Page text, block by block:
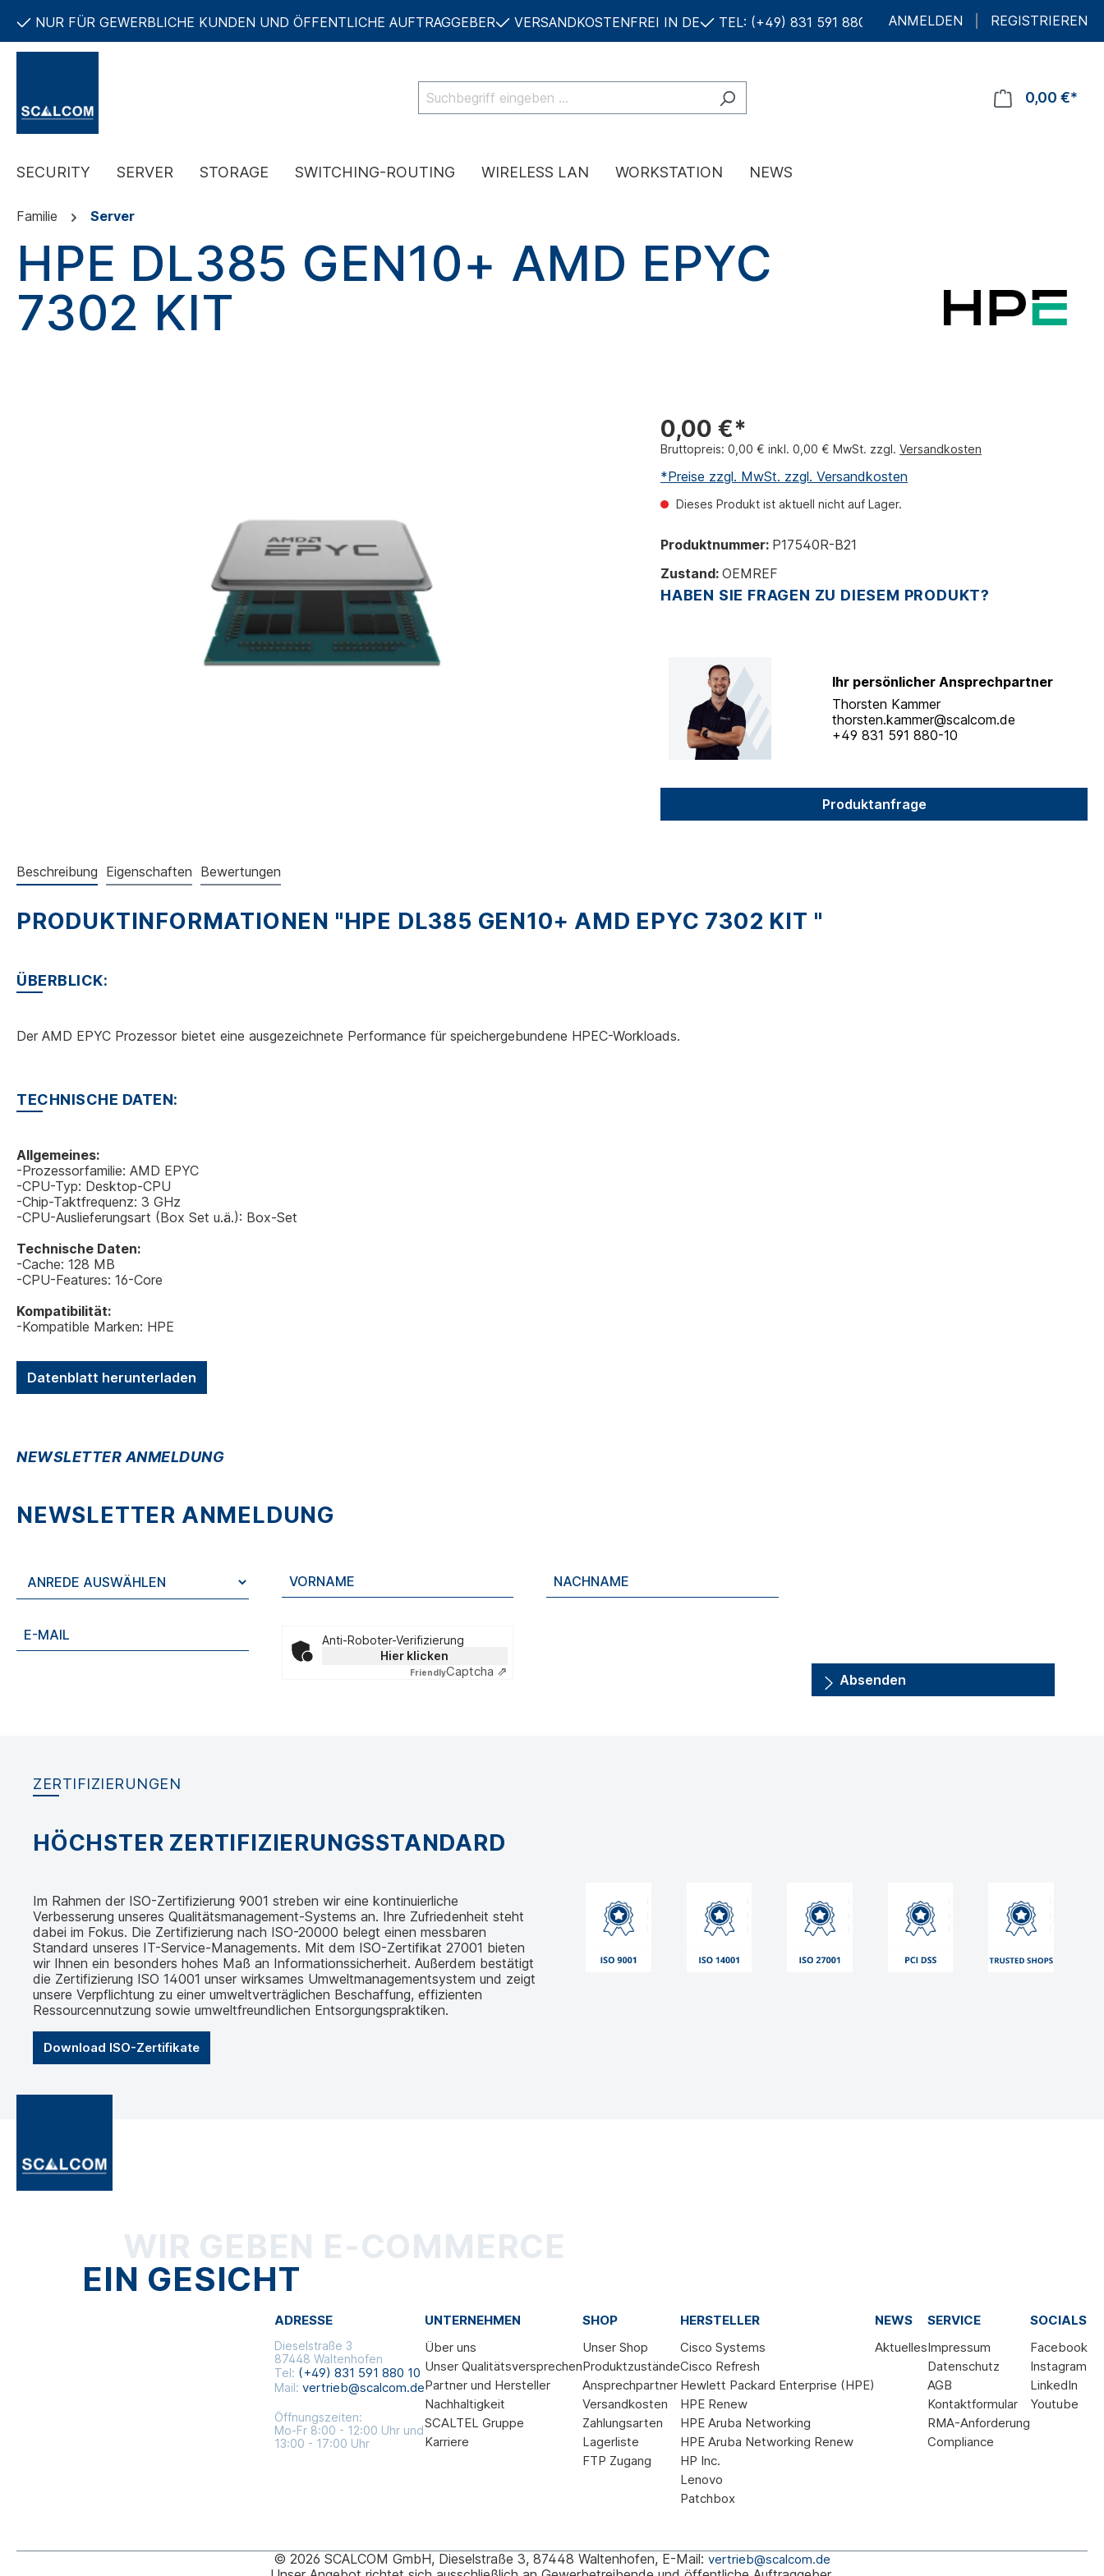
NUR FÜR GEWERBLICHE KUNDEN UND ÖFFENTLICHE AUFTRAGGEBER VERSANDKOSTENFREI IN DE TEL: (+49) 831 591 880 10 ANMELDEN REGISTRIEREN
0,00 €*
SECURITY SERVER STORAGE SWITCHING-ROUTING WIRELESS LAN WORKSTATION NEWS
Familie Server
HPE DL385 GEN10+ AMD EPYC
7302 KIT
0,00 €*
Bruttopreis: 0,00 € inkl. 0,00 € MwSt. zzgl. Versandkosten
*Preise zzgl. MwSt. zzgl. Versandkosten
Dieses Produkt ist aktuell nicht auf Lager.
Produktnummer: P17540R-B21
Zustand: OEMREF
HABEN SIE FRAGEN ZU DIESEM PRODUKT?
Ihr persönlicher Ansprechpartner
Thorsten Kammer
thorsten.kammer@scalcom.de
+49 831 591 880-10
Produktanfrage
Beschreibung Eigenschaften Bewertungen
PRODUKTINFORMATIONEN "HPE DL385 GEN10+ AMD EPYC 7302 KIT "
ÜBERBLICK:
Der AMD EPYC Prozessor bietet eine ausgezeichnete Performance für speichergebundene HPEC-Workloads.
TECHNISCHE DATEN:
Allgemeines:
-Prozessorfamilie: AMD EPYC
-CPU-Typ: Desktop-CPU
-Chip-Taktfrequenz: 3 GHz
-CPU-Auslieferungsart (Box Set u.ä.): Box-Set
Technische Daten:
-Cache: 128 MB
-CPU-Features: 16-Core
Kompatibilität:
-Kompatible Marken: HPE
Datenblatt herunterladen
NEWSLETTER ANMELDUNG
NEWSLETTER ANMELDUNG
Anti-Roboter-Verifizierung
Hier klicken
FriendlyCaptcha ⇗
Absenden
ZERTIFIZIERUNGEN
HÖCHSTER ZERTIFIZIERUNGSSTANDARD
Im Rahmen der ISO-Zertifizierung 9001 streben wir eine kontinuierliche
Verbesserung unseres Qualitätsmanagement-Systems an. Ihre Zufriedenheit steht
dabei im Fokus. Die Zertifizierung nach ISO-20000 belegt einen messbaren
Standard unseres IT-Service-Managements. Mit dem ISO-Zertifikat 27001 bieten
wir Ihnen ein besonders hohes Maß an Informationssicherheit. Außerdem bestätigt
die Zertifizierung ISO 14001 unser wirksames Umweltmanagementsystem und zeigt
unsere Verpflichtung zu einer umweltverträglichen Beschaffung, effizienten
Ressourcennutzung sowie umweltfreundlichen Entsorgungspraktiken.
Download ISO-Zertifikate
WIR GEBEN E-COMMERCE
EIN GESICHT
ADRESSE
Dieselstraße 3
87448 Waltenhofen
Tel: (+49) 831 591 880 10
Mail: vertrieb@scalcom.de
Öffnungszeiten:
Mo-Fr 8:00 - 12:00 Uhr und
13:00 - 17:00 Uhr
UNTERNEHMEN
Über uns
Unser Qualitätsversprechen
Partner und Hersteller
Nachhaltigkeit
SCALTEL Gruppe
Karriere
SHOP
Unser Shop
Produktzustände
Ansprechpartner
Versandkosten
Zahlungsarten
Lagerliste
FTP Zugang
HERSTELLER
Cisco Systems
Cisco Refresh
Hewlett Packard Enterprise (HPE)
HPE Renew
HPE Aruba Networking
HPE Aruba Networking Renew
HP Inc.
Lenovo
Patchbox
NEWS
Aktuelles
SERVICE
Impressum
Datenschutz
AGB
Kontaktformular
RMA-Anforderung
Compliance
SOCIALS
Facebook
Instagram
LinkedIn
Youtube
© 2026 SCALCOM GmbH, Dieselstraße 3, 87448 Waltenhofen, E-Mail: vertrieb@scalcom.de